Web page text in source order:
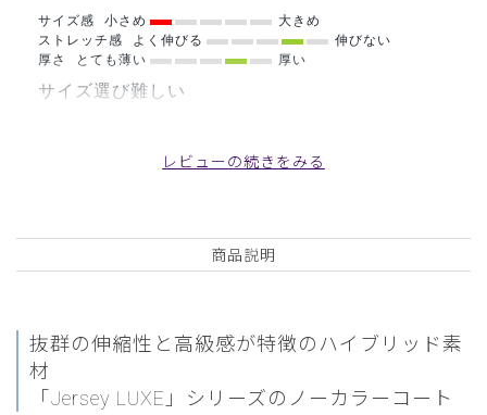
サイズ感
小さめ
大きめ
ストレッチ感
よく伸びる
伸びない
厚さ
とても薄い 厚い
サイズ選び難しい
ご購入者様
レビューの続きをみる
商品説明
抜群の伸縮性と高級感が特徴のハイブリッド素
材
「Jersey LUXE」シリーズのノーカラーコート